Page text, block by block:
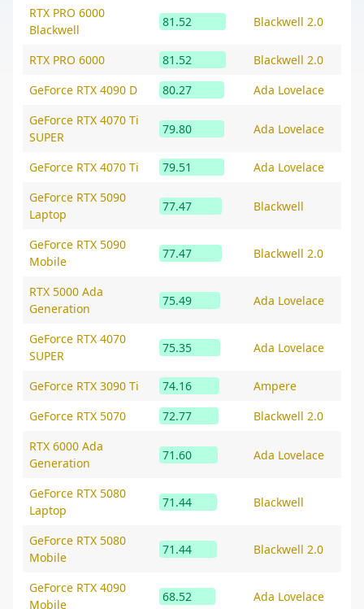
RTX PRO 6000
Blackwell
81.52 Blackwell 2.0
RTX PRO 6000 81.52
Blackwell 2.0
GeForce RTX 4090 D
80.27
Ada Lovelace
GeForce RTX 4070 Ti
SUPER
79.80 Ada Lovelace
GeForce RTX 4070 Ti 79.51
Ada Lovelace
GeForce RTX 5090
Laptop
77.47 Blackwell
GeForce RTX 5090
Mobile
77.47 Blackwell 2.0
RTX 5000 Ada
Generation
75.49 Ada Lovelace
GeForce RTX 4070
SUPER
75.35 Ada Lovelace
GeForce RTX 3090 Ti 74.16
Ampere
GeForce RTX 5070
72.77
Blackwell 2.0
RTX 6000 Ada
Generation
71.60 Ada Lovelace
GeForce RTX 5080
Laptop
71.44 Blackwell
GeForce RTX 5080
Mobile
71.44 Blackwell 2.0
GeForce RTX 4090
Mobile
68.52 Ada Lovelace